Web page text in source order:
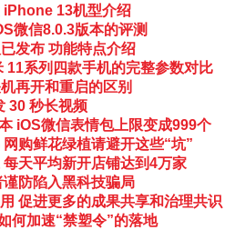
13机型介绍
微信8.0.3版本的评测
发布 功能特点介绍
11系列四款手机的完整参数对比
再开和重启的区别
30 秒长视频
iOS微信表情包上限变成999个
购鲜花绿植请避开这些“坑”
天平均新开店铺达到4万家
防陷入黑科技骗局
促进更多的成果共享和治理共识
何加速“禁塑令”的落地